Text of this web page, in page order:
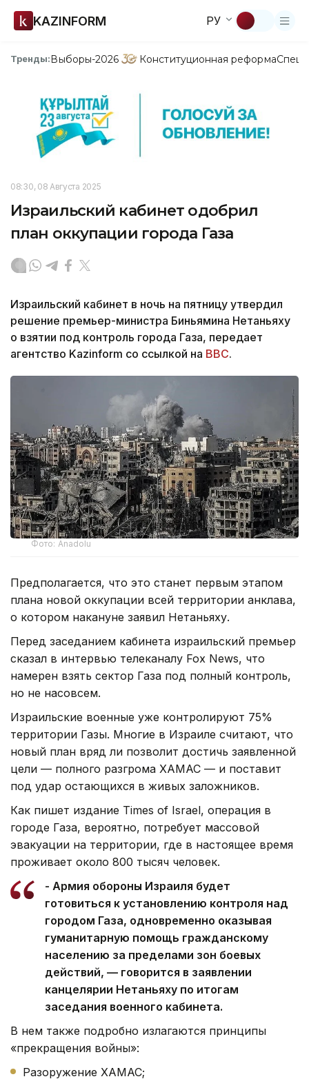
KAZINFORM РУ
Тренды:Выборы-2026 Конституционная реформа
08:30, 08 Августа 2025
Израильский кабинет одобрил
план оккупации города Газа
Израильский кабинет в ночь на пятницу утвердил
решение премьер-министра Биньямина Нетаньяху
о взятии под контроль города Газа, передает
агентство Kazinform cо ссылкой на ВВС.
Фото: Anadolu
Предполагается, что это станет первым этапом
плана новой оккупации всей территории анклава,
о котором накануне заявил Нетаньяху.
Перед заседанием кабинета израильский премьер
сказал в интервью телеканалу Fox News, что
намерен взять сектор Газа под полный контроль,
но не насовсем.
Израильские военные уже контролируют 75%
территории Газы. Многие в Израиле считают, что
новый план вряд ли позволит достичь заявленной
цели — полного разгрома ХАМАС — и поставит
под удар остающихся в живых заложников.
Как пишет издание Times of Israel, операция в
городе Газа, вероятно, потребует массовой
эвакуации на территории, где в настоящее время
проживает около 800 тысяч человек.
- Армия обороны Израиля будет
готовиться к установлению контроля над
городом Газа, одновременно оказывая
гуманитарную помощь гражданскому
населению за пределами зон боевых
действий, — говорится в заявлении
канцелярии Нетаньяху по итогам
заседания военного кабинета.
В нем также подробно излагаются принципы
«прекращения войны»:
Разоружение ХАМАС;